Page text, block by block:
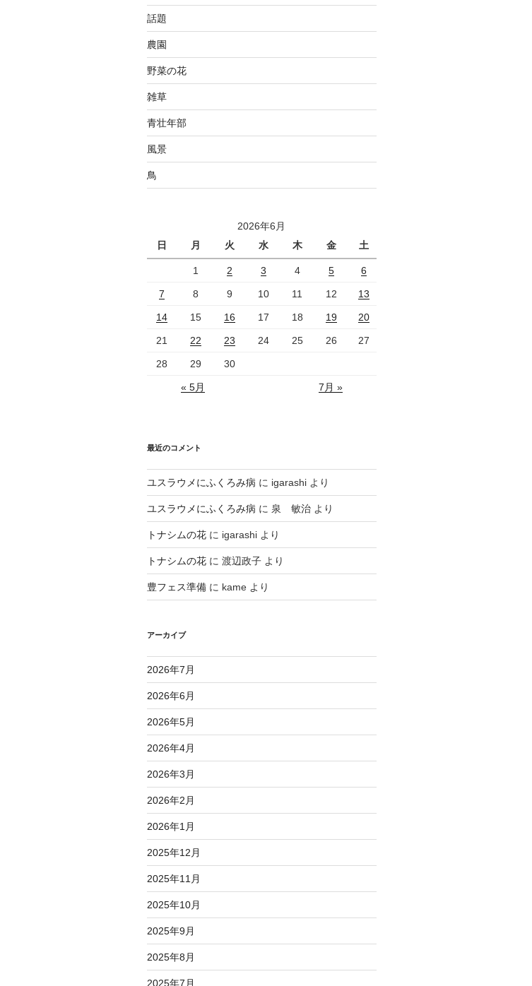
話題
農園
野菜の花
雑草
青壮年部
風景
鳥
2026年6月
日
月 火 水 木 金 土
1 2 3 4 5 6
7 8 9 10 11 12 13
14 15 16 17 18 19 20
21 22 23 24 25 26 27
28 29 30
« 5月 7月 »
最近のコメント
ユスラウメにふくろみ病 に igarashiより
ユスラウメにふくろみ病 に 泉 敏治より
トナシムの花に igarashiより
トナシムの花に 渡辺政子より
豊フェス準備に kameより
アーカイブ
2026年7月
2026年6月
2026年5月
2026年4月
2026年3月
2026年2月
2026年1月
2025年12月
2025年11月
2025年10月
2025年9月
2025年8月
2025年7月